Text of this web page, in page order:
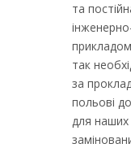
та
так
за
польові
для наших